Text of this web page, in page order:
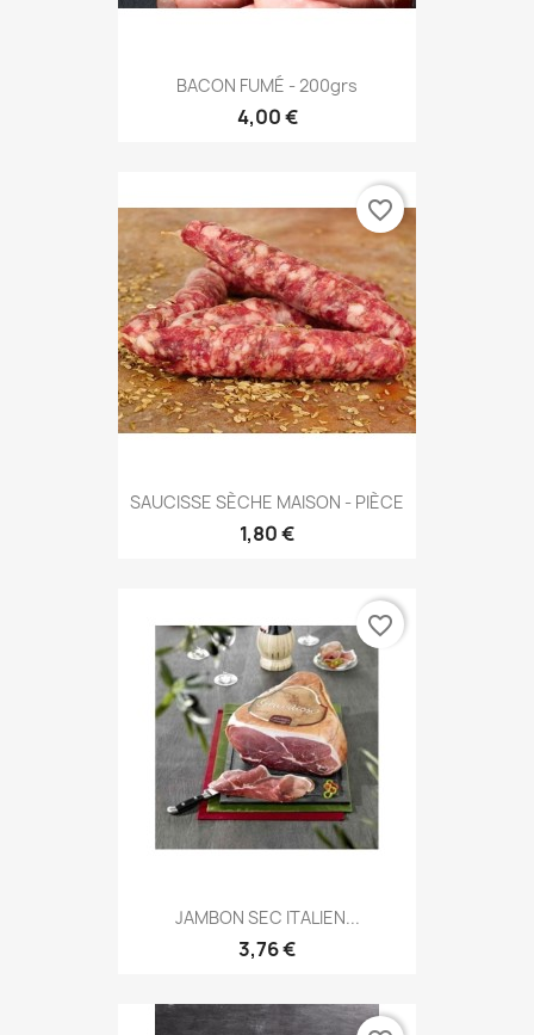
BACON FUMÉ - 200grs
4,00 €
SAUCISSE SÈCHE MAISON - PIÈCE
1,80 €
favorite_border
JAMBON SEC ITALIEN...
3,76 €
favorite_border